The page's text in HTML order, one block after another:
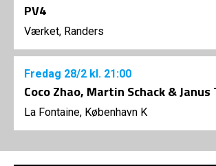
PV4
Værket, Randers
Fredag 28/2 kl. 21:00
Coco Zhao, Martin Schack &
La Fontaine, København K